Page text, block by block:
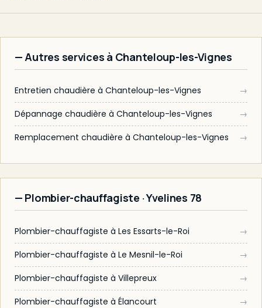
— Autres services à Chanteloup-les-Vignes
Entretien chaudière à Chanteloup-les-Vignes
→
Dépannage chaudière à Chanteloup-les-Vignes
→
Remplacement chaudière à Chanteloup-les-Vignes
→
— Plombier-chauffagiste · Yvelines 78
Plombier-chauffagiste à Les Essarts-le-Roi
→
Plombier-chauffagiste à Le Mesnil-le-Roi
→
Plombier-chauffagiste à Villepreux
→
Plombier-chauffagiste à Élancourt
→